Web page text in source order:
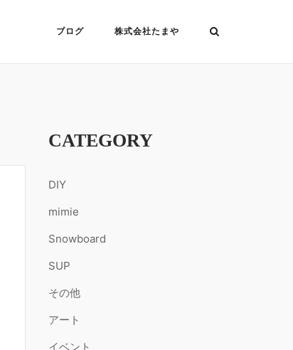
ブログ 株式会社たまや
CATEGORY
DIY
mimie
Snowboard
SUP
その他
アート
イベント